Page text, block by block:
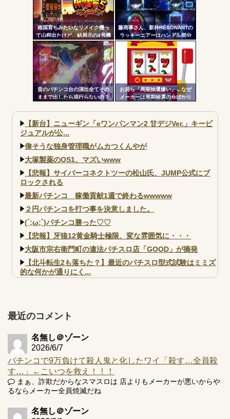
南国育ちみたいなリメイク機っ
て山程出たけど、結局元の4号機
では公開されていた部分を公開
しないから客が疑心暗鬼になっ
て打たないんだよな
藤商事さん、新枠RESONANTの
ラッキーエアーはハンドル部分
からのみで枠上部からの風は無
い模様。ヅラに配慮したか？
昔のパチンコ台の演出全てその
ままで出したら流行らないの？
お前ら「周期抽選嫌い」←なぜ
メーカーは周期抽選の台ばかり
【新台】ニューギン「eワンパンマン2 甘デジVer.」キービ
ジュアルが公...
偉そうな独身管理職がムカつくんやが
大塚製薬のOS1、マズいwww
【悲報】サイバーコネクトツーの松山氏、JUMP公式にブ
ロックされる
最新パチンコ 稼働貢献1週で終わるwwwww
２円パチンコを打つ事を決意しました。
(´;ω;`)パチンコ勝った♡♡
【悲報】牙狼12黄金騎士極限、変な雰囲気に・・・
大阪市宗右衛門町の違法パチスロ店「GOOD」が摘発
【北斗転生2も落ちた？】最近のパチスロ型式試験はミミズ
的な何かが通りにく...
井の軽い絆？
Powered by livedoor 相互RSS
最近のコメント
名無し＠ゾーン
2026/6/7
パチンコで9万負けて殺人鬼と化したワイ「殺す…全員殺
す…」←こいつを救え！！！
まぁ、詐欺だからなスマスロは 店よりもメーカーが悪いからや
るならメーカー全員焼滅だね
名無し＠ゾーン